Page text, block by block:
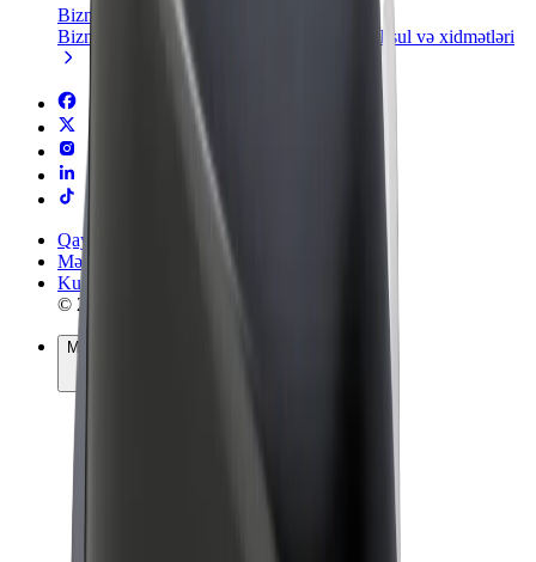
Biznes üçün Bolt
Biznesiniz üçün miqyaslandırılmış Bolt məhsul və xidmətləri
Qaydalar və Şərtlər
Məxfilik
Kukilər
© 2026 Bolt Technology OÜ
Məhsullar